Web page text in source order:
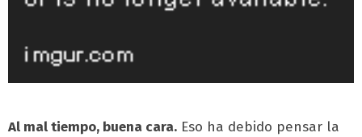
Al mal tiempo, buena cara. Eso ha debido pensar la